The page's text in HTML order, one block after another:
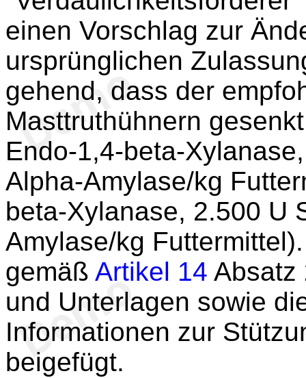
einen Vorschlag zur
ursprünglichen
gehend, dass der
Masttruthühnern
Endo-1,4-beta-
Alpha-Amylase/kg
beta-Xylanase, 2.500 U
Amylase/kg
gemäß Artikel 14 Absatz
und Unterlagen sowie
Informationen zur
beigefügt.